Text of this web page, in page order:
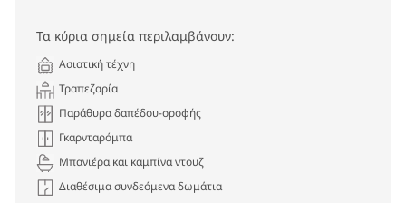
Τα κύρια σημεία περιλαμβάνουν:
Ασιατική τέχνη
Τραπεζαρία
Παράθυρα δαπέδου-οροφής
Γκαρνταρόμπα
Μπανιέρα και καμπίνα ντουζ
Διαθέσιμα συνδεόμενα δωμάτια